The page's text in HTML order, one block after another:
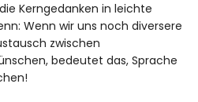
Kerngedanken in leichte
Wenn wir uns noch diversere
zwischen
bedeutet das, Sprache